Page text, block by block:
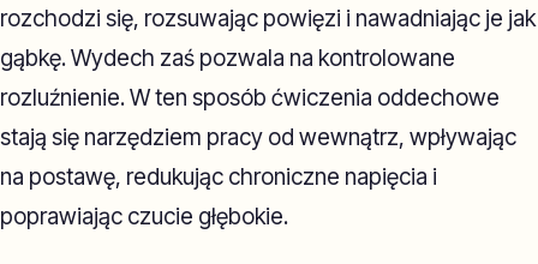
rozchodzi się, rozsuwając powięzi i nawadniając je jak
gąbkę. Wydech zaś pozwala na kontrolowane
rozluźnienie. W ten sposób ćwiczenia oddechowe
stają się narzędziem pracy od wewnątrz, wpływając
na postawę, redukując chroniczne napięcia i
poprawiając czucie głębokie.